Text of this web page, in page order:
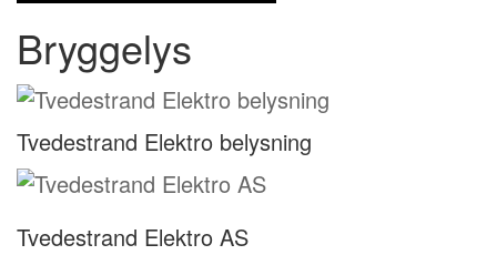
Bryggelys
Tvedestrand Elektro belysning
Tvedestrand Elektro AS